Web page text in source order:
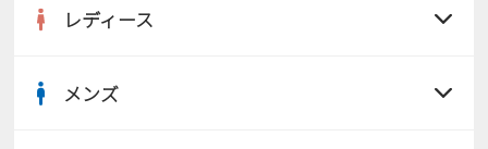
レディース
メンズ